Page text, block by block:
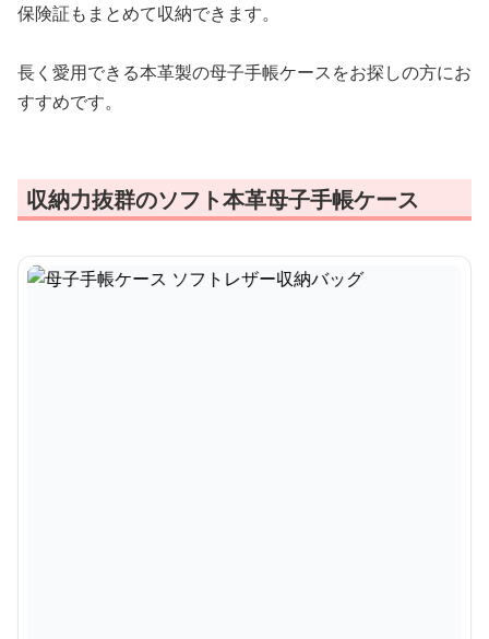
保険証もまとめて収納できます。
長く愛用できる本革製の母子手帳ケースをお探しの方にお
すすめです。
収納力抜群のソフト本革母子手帳ケース